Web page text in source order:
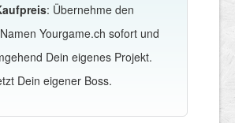
: Übernehme den
Yourgame.ch sofort und
Dein eigenes Projekt.
Dein eigener Boss.